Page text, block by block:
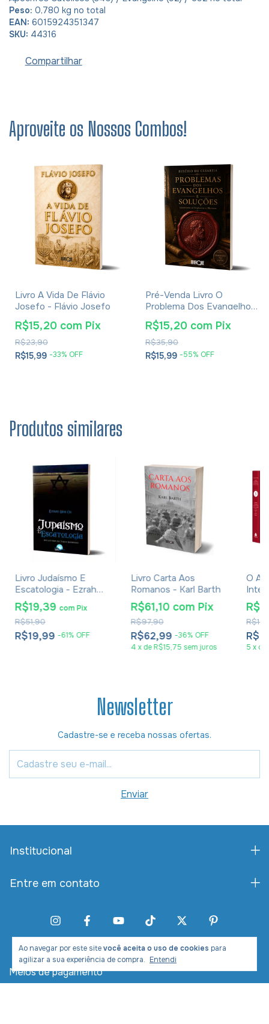
Ao navegar por este sitevocê aceita o uso de cookies para
agilizar a sua experiência de compra. Entendi
Peso: 0,780 kg no total
EAN: 6015924351347
SKU: 44316
Compartilhar
Aproveite os Nossos Combos!
Livro A Vida De Flávio
Josefo - Flávio Josefo
R$15,99 -33% OFF
R$23,90
R$15,20 com Pix
Pré-Venda Livro O
Problema Dos Evangelhos
E Soluções- Eusébio De
Cesareia
R$15,99 -55% OFF
R$35,90
R$15,20 com Pix
Produtos similares
Livro Judaísmo E
Escatologia - Ezrah
Ben Or
R$19,99 -61% OFF
R$51,90
R$19,39 com Pix
Livro Carta Aos
Romanos - Karl Barth
R$62,99 -36% OFF
R$97,90
R$61,10 com Pix
4 xdeR$15,75 sem juros
O
Por
5 x de
Newsletter
Cadastre-se e receba nossas ofertas.
Institucional
Entre em contato
Meios de pagamento